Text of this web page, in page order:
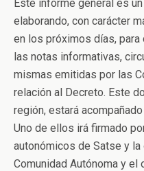
Este informe general es
elaborando, con carácter
en los próximos días, para
las notas informativas,
mismas emitidas por las
relación al Decreto. Este
región, estará
Uno de ellos irá firmado
autonómicos de Satse y
Comunidad Autónoma y